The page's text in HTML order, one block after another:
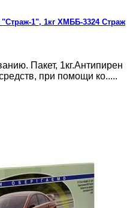
"Страж-1", 1кг ХМББ-3324 Страж
Пакет, 1кг.Антипирен
при помощи ко.....